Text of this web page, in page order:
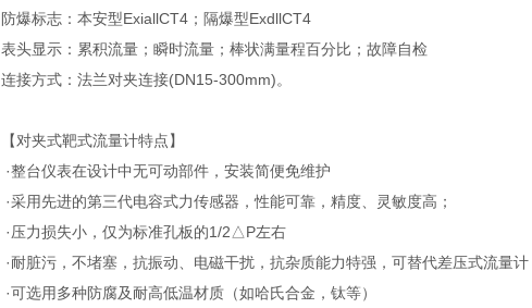
防爆标志：本安型ExiallCT4；隔爆型ExdllCT4
表头显示：累积流量；瞬时流量；棒状满量程百分比；故障自检
连接方式：法兰对夹连接(DN15-300mm)。
【对夹式靶式流量计特点】
·整台仪表在设计中无可动部件，安装简便免维护
·采用先进的第三代电容式力传感器，性能可靠，精度、灵敏度高；
·压力损失小，仅为标准孔板的1/2△P左右
·耐脏污，不堵塞，抗振动、电磁干扰，抗杂质能力特强，可替代差压式流量计
·可选用多种防腐及耐高低温材质（如哈氏合金，钛等）